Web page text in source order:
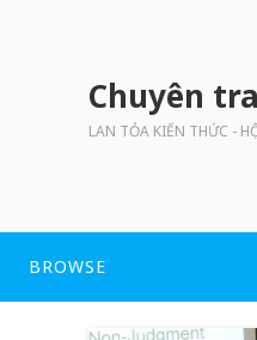
Chuyên
LAN TỎA KIẾN THỨC -
BROWSE